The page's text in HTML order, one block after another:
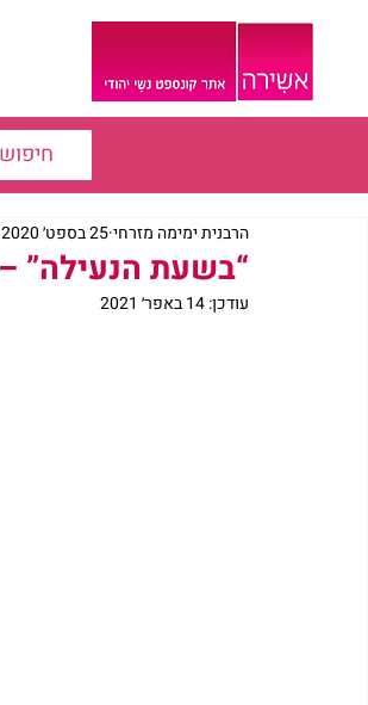
“בשעת הנעילה”
הרבנית ימימה מזרחי25 בספט׳ 2020
עודכן:14 באפר׳ 2021